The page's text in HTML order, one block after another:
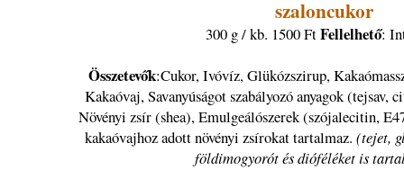
szaloncukor
300 g / kb. 1500 FtFellelhető:
Összetevők:Cukor, Ivóvíz, Glükózszirup,
Kakaóvaj, Savanyúságot szabályozó anyagok
Növényi zsír (shea), Emulgeálószerek (szójalecitin,
kakaóvajhoz adott növényi zsírokat tartalmaz. (tejet,
földimogyorót és dióféléket is